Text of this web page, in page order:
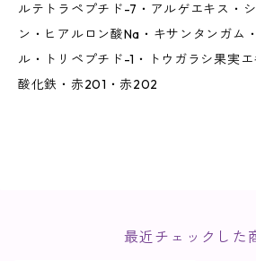
ルテトラペプチド-7・アルゲエキス・
ン・ヒアルロン酸Na・キサンタンガム
ル・トリペプチド-1・トウガラシ果実エ
酸化鉄・赤201・赤202
最近チェックした